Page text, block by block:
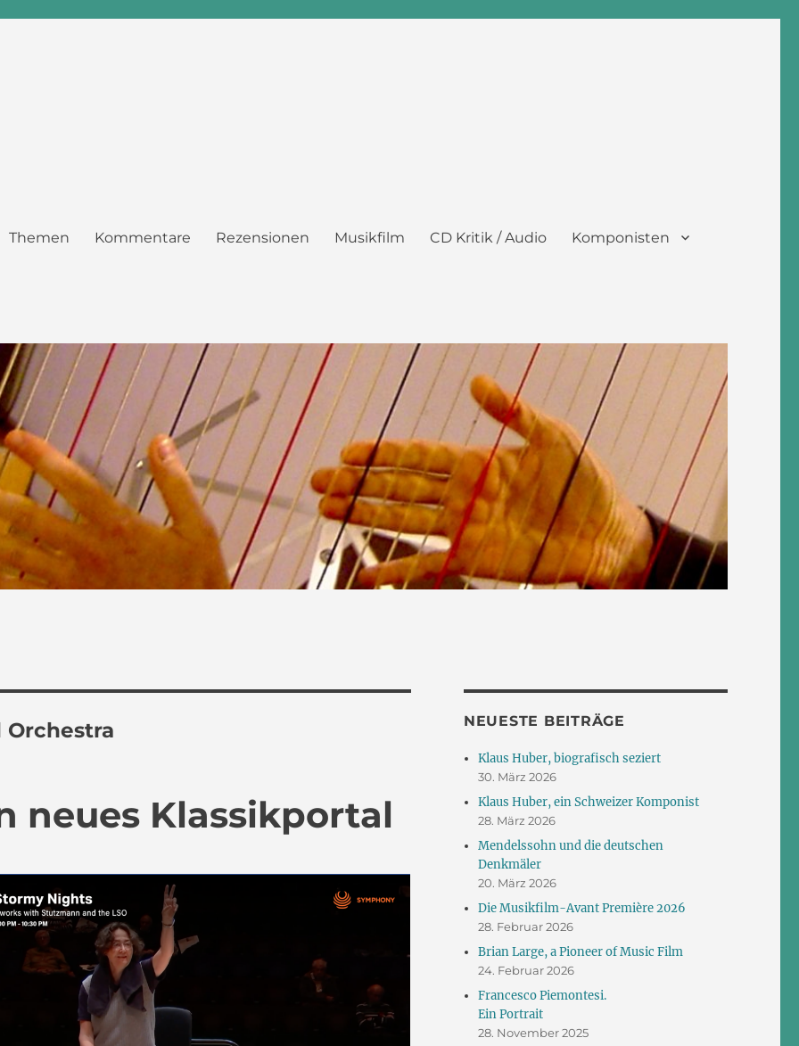
Themen Kommentare Rezensionen Musikfilm CD Kritik / Audio Komponisten
Orchestra
neues Klassikportal
NEUESTE BEITRÄGE
Klaus Huber, biografisch seziert
30. März 2026
Klaus Huber, ein Schweizer Komponist
28. März 2026
Mendelssohn und die deutschen
Denkmäler
20. März 2026
Die Musikfilm-Avant Première 2026
28. Februar 2026
Brian Large, a Pioneer of Music Film
24. Februar 2026
Francesco Piemontesi.
Ein Portrait
28. November 2025